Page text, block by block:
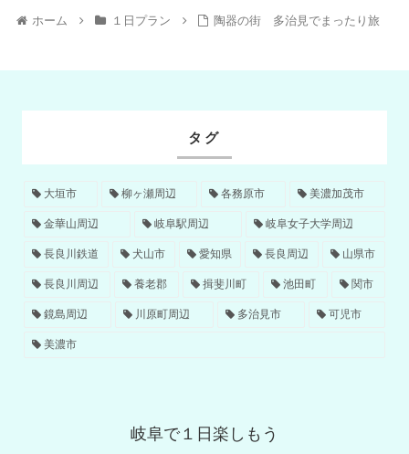
ホーム １日プラン 陶器の街 多治見でまったり旅
タグ
大垣市 柳ヶ瀬周辺 各務原市 美濃加茂市
金華山周辺 岐阜駅周辺 岐阜女子大学周辺
長良川鉄道 犬山市 愛知県 長良周辺 山県市
長良川周辺 養老郡 揖斐川町 池田町 関市
鏡島周辺 川原町周辺 多治見市 可児市
美濃市
岐阜で１日楽しもう